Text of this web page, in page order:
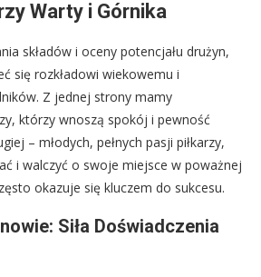
Warty i Górnika
składów i oceny potencjału drużyn,
się rozkładowi wiekowemu i
Z jednej strony mamy
którzy wnoszą spokój i pewność
– młodych, pełnych pasji piłkarzy,
i walczyć o swoje miejsce w poważnej
okazuje się kluczem do sukcesu.
Siła Doświadczenia